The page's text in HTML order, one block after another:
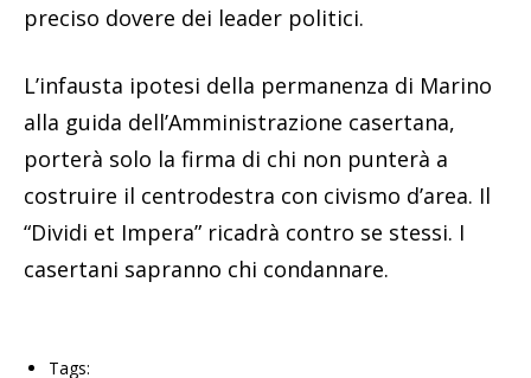
preciso dovere dei leader politici.
L’infausta ipotesi della permanenza di Marino
alla guida dell’Amministrazione casertana,
porterà solo la firma di chi non punterà a
costruire il centrodestra con civismo d’area. Il
“Dividi et Impera” ricadrà contro se stessi. I
casertani sapranno chi condannare.
Tags: